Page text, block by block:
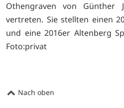
Othengraven von Günther
vertreten. Sie stellten einen
und eine 2016er Altenberg
Foto:privat
Nach oben